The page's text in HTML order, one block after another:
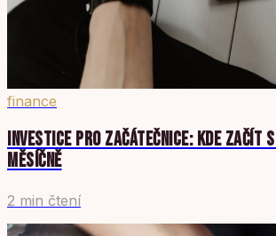
finance
INVESTICE PRO ZAČÁTEČNICE: KDE ZAČÍT
MĚSÍČNĚ
2 min čtení